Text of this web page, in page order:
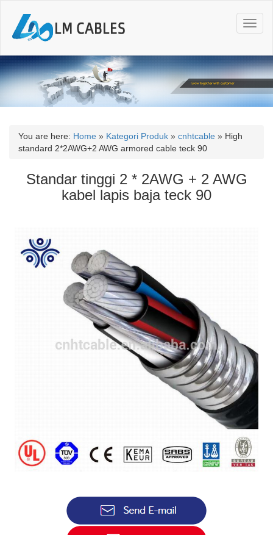
T
o
g
l
n
a
You are here: Home » Kategori Produk » cnhtcable » High
standard 2*2AWG+2 AWG armored cable teck 90
Standar tinggi 2 * 2AWG + 2 AWG
kabel lapis baja teck 90